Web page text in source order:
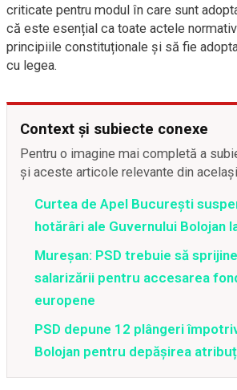
criticate pentru modul în care sunt
că este esențial ca toate actele
principiile constituționale și să fie
cu legea.
Context și subiecte conexe
Pentru o imagine mai completă a
și aceste articole relevante din
Curtea de Apel București
hotărâri ale Guvernului Bolojan
Mureșan: PSD trebuie să
salarizării pentru accesarea
europene
PSD depune 12 plângeri
Bolojan pentru depășirea